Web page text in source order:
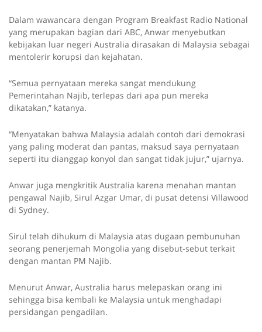
Dalam wawancara dengan Program Breakfast Radio National
yang merupakan bagian dari ABC, Anwar menyebutkan
kebijakan luar negeri Australia dirasakan di Malaysia sebagai
mentolerir korupsi dan kejahatan.
“Semua pernyataan mereka sangat mendukung
Pemerintahan Najib, terlepas dari apa pun mereka
dikatakan,” katanya.
“Menyatakan bahwa Malaysia adalah contoh dari demokrasi
yang paling moderat dan pantas, maksud saya pernyataan
seperti itu dianggap konyol dan sangat tidak jujur,” ujarnya.
Anwar juga mengkritik Australia karena menahan mantan
pengawal Najib, Sirul Azgar Umar, di pusat detensi Villawood
di Sydney.
Sirul telah dihukum di Malaysia atas dugaan pembunuhan
seorang penerjemah Mongolia yang disebut-sebut terkait
dengan mantan PM Najib.
Menurut Anwar, Australia harus melepaskan orang ini
sehingga bisa kembali ke Malaysia untuk menghadapi
persidangan pengadilan.